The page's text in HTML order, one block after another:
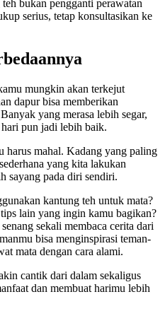
bukan pengganti perawatan
serius, tetap konsultasikan ke
mungkin akan terkejut
dapur bisa memberikan
yang merasa lebih segar,
pun jadi lebih baik.
harus mahal. Kadang yang paling
yang kita lakukan
sayang pada diri sendiri.
kantung teh untuk mata?
lain yang ingin kamu bagikan?
sekali membaca cerita dari
bisa menginspirasi teman-
mata dengan cara alami.
cantik dari dalam sekaligus
dan membuat harimu lebih